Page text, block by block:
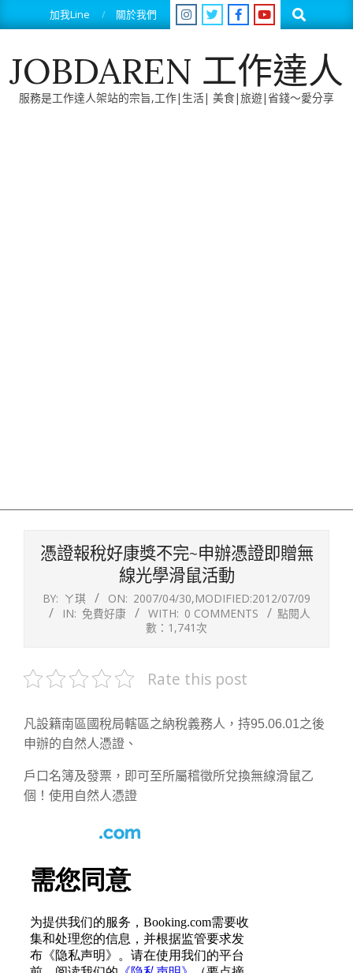
to
加我Line 關於我們 Search
JOBDAREN 工作達人
服務是工作達人架站的宗旨,工作|生活| 美食|旅遊|省錢～愛分享
憑證報稅好康獎不完~申辦憑證即贈無
線光學滑鼠活動
BY: ㄚ琪 ON: 2007/04/30,MODIFIED:2012/07/09
IN: 免費好康 WITH: 0 COMMENTS
點閱人
數：1,741次
Rate this post
凡設籍南區國稅局轄區之納稅義務人，持95.06.01之後
申辦的自然人憑證、
戶口名簿及發票，即可至所屬稽徵所兌換無線滑鼠乙
個！使用自然人憑證